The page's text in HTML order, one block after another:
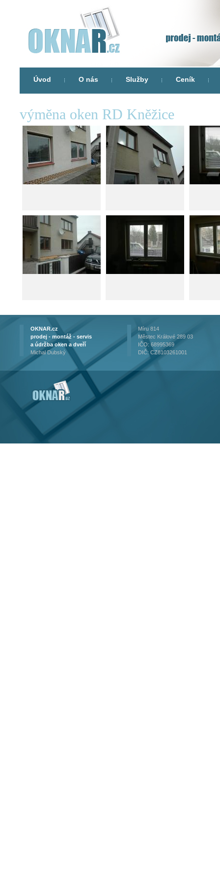
Úvod O nás Služby Ceník
výměna oken RD Kněžice
OKNAR.cz
prodej - montáž - servis
a údržba oken a dveří
Michal Dubský
Míru 814
Městec Králové 289 03
IČO: 68995369
DIČ: CZ8103261001